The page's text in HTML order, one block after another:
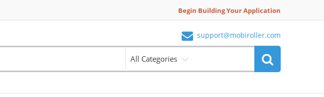
Begin Building Your Application
support@mobiroller.com
All Categories